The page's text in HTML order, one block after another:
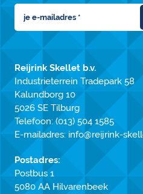
Reijrink Skellet b.v.
Industrieterrein Tradepark 58
Kalundborg 10
5026 SE Tilburg
Telefoon: (013) 504 1585
E-mailadres: info@reijrink-
Postadres:
Postbus 1
5080 AA Hilvarenbeek